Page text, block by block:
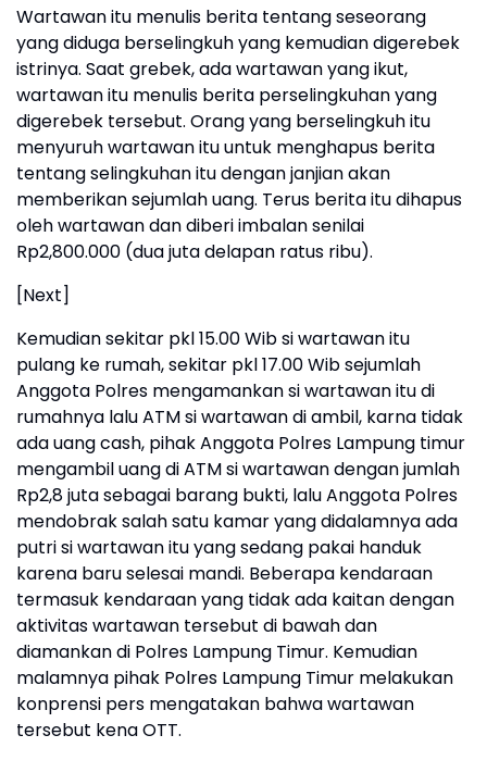
Wartawan itu menulis berita tentang seseorang
yang diduga berselingkuh yang kemudian digerebek
istrinya. Saat grebek, ada wartawan yang ikut,
wartawan itu menulis berita perselingkuhan yang
digerebek tersebut. Orang yang berselingkuh itu
menyuruh wartawan itu untuk menghapus berita
tentang selingkuhan itu dengan janjian akan
memberikan sejumlah uang. Terus berita itu dihapus
oleh wartawan dan diberi imbalan senilai
Rp2,800.000 (dua juta delapan ratus ribu).
[Next]
Kemudian sekitar pkl 15.00 Wib si wartawan itu
pulang ke rumah, sekitar pkl 17.00 Wib sejumlah
Anggota Polres mengamankan si wartawan itu di
rumahnya lalu ATM si wartawan di ambil, karna tidak
ada uang cash, pihak Anggota Polres Lampung timur
mengambil uang di ATM si wartawan dengan jumlah
Rp2,8 juta sebagai barang bukti, lalu Anggota Polres
mendobrak salah satu kamar yang didalamnya ada
putri si wartawan itu yang sedang pakai handuk
karena baru selesai mandi. Beberapa kendaraan
termasuk kendaraan yang tidak ada kaitan dengan
aktivitas wartawan tersebut di bawah dan
diamankan di Polres Lampung Timur. Kemudian
malamnya pihak Polres Lampung Timur melakukan
konprensi pers mengatakan bahwa wartawan
tersebut kena OTT.